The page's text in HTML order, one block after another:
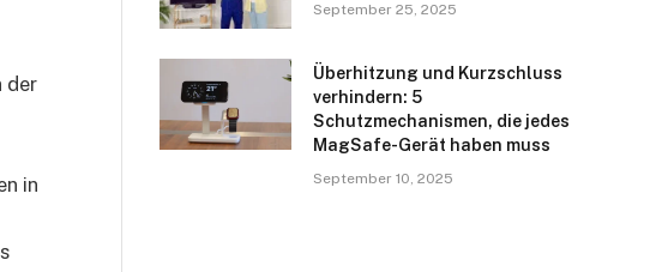
der
in
September 25, 2025
Überhitzung und Kurzschluss
verhindern: 5
Schutzmechanismen, die jedes
MagSafe-Gerät haben muss
September 10, 2025